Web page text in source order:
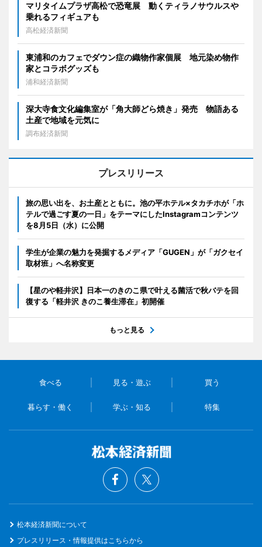
マリタイムプラザ高松で恐竜展 動くティラノサウルスや
乗れるフィギュアも
高松経済新聞
東浦和のカフェでダウン症の織物作家個展 地元染め物作
家とコラボグッズも
浦和経済新聞
深大寺食文化編集室が「角大師どら焼き」発売 物語ある
土産で地域を元気に
調布経済新聞
プレスリリース
旅の思い出を、お土産とともに。池の平ホテル×タカチホが「ホ
テルで過ごす夏の一日」をテーマにしたInstagramコンテンツ
を8月5日（水）に公開
学生が企業の魅力を発掘するメディア「GUGEN」が「ガクセイ
取材班」へ名称変更
【星のや軽井沢】日本一のきのこ県で叶える菌活で秋バテを回
復する「軽井沢 きのこ養生滞在」初開催
もっと見る
食べる 見る・遊ぶ 買う
暮らす・働く 学ぶ・知る 特集
松本経済新聞について
プレスリリース・情報提供はこちらから